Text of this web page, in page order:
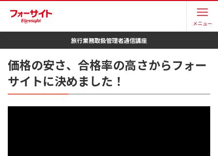
メニュー
旅行業務取扱管理者通信講座
価格の安さ、合格率の高さからフォー
サイトに決めました！